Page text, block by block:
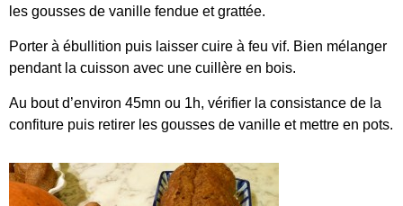
les gousses de vanille fendue et grattée.
Porter à ébullition puis laisser cuire à feu vif. Bien mélanger
pendant la cuisson avec une cuillère en bois.
Au bout d’environ 45mn ou 1h, vérifier la consistance de la
confiture puis retirer les gousses de vanille et mettre en pots.